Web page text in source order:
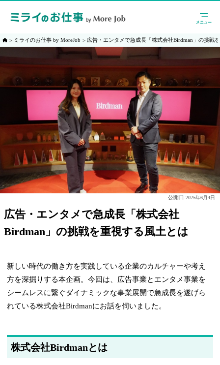
ミライのお仕事 by MoreJob 広告・エンタメで急成長「株式会社Birdman」の挑戦
公開日:2025年6月4日
広告・エンタメで急成長「株式会社
Birdman」の挑戦を重視する風土とは
新しい時代の働き方を実践している企業のカルチャーや考え
方を深掘りする本企画。今回は、広告事業とエンタメ事業を
シームレスに繋ぐダイナミックな事業展開で急成長を遂げら
れている株式会社Birdmanにお話を伺いました。
株式会社Birdmanとは